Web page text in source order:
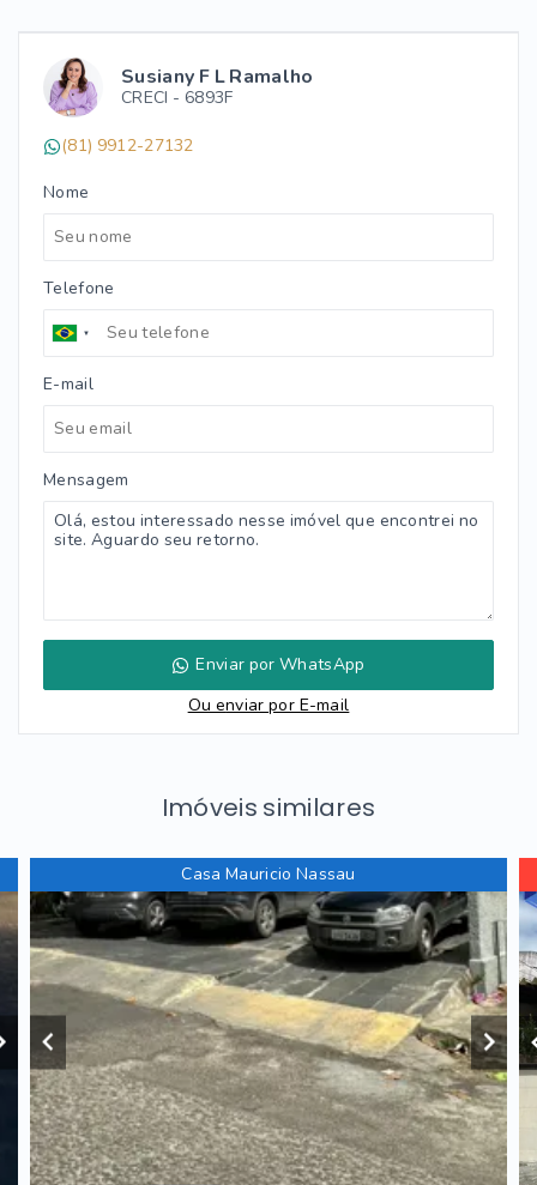
Susiany F L Ramalho
CRECI - 6893F
(81) 9912-27132
Nome
Telefone
E-mail
Mensagem
Enviar por WhatsApp
Ou enviar por E-mail
Imóveis similares
Casa Mauricio Nassau